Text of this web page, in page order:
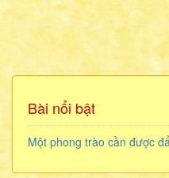
Bài nổi bật
Một phong trào cần được